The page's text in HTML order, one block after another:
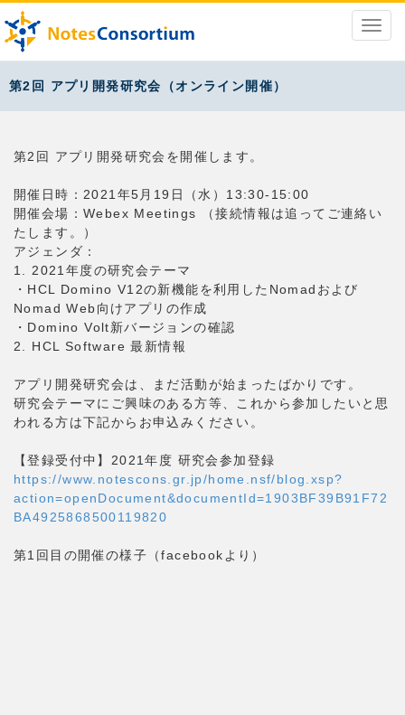
第2回 アプリ開発研究会（オンライン開催）
第2回 アプリ開発研究会を開催します。
開催日時：2021年5月19日（水）13:30-15:00
開催会場：Webex Meetings （接続情報は追ってご連絡い
たします。）
アジェンダ：
1. 2021年度の研究会テーマ
・HCL Domino V12の新機能を利用したNomadおよび
Nomad Web向けアプリの作成
・Domino Volt新バージョンの確認
2. HCL Software 最新情報
アプリ開発研究会は、まだ活動が始まったばかりです。
研究会テーマにご興味のある方等、これから参加したいと思
われる方は下記からお申込みください。
【登録受付中】2021年度 研究会参加登録
https://www.notescons.gr.jp/home.nsf/blog.xsp?
action=openDocument&documentId=1903BF39B91F72
BA4925868500119820
第1回目の開催の様子（facebookより）